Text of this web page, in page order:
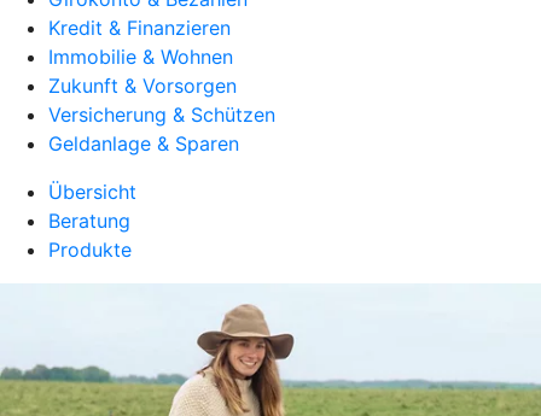
Kredit & Finanzieren
Immobilie & Wohnen
Zukunft & Vorsorgen
Versicherung & Schützen
Geldanlage & Sparen
Übersicht
Beratung
Produkte